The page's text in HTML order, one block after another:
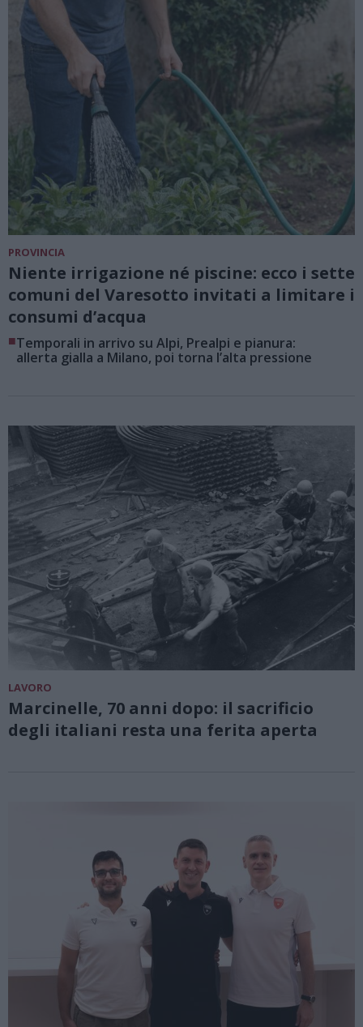
PROVINCIA
Niente irrigazione né piscine: ecco i sette
comuni del Varesotto invitati a limitare i
consumi d’acqua
■Temporali in arrivo su Alpi, Prealpi e pianura:
allerta gialla a Milano, poi torna l’alta pressione
LAVORO
Marcinelle, 70 anni dopo: il sacrificio
degli italiani resta una ferita aperta